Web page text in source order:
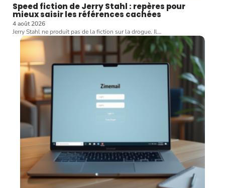
Speed fiction de Jerry Stahl : repères pour
mieux saisir les références cachées
4 août 2026
Jerry Stahl ne produit pas de la fiction sur la drogue. Il…